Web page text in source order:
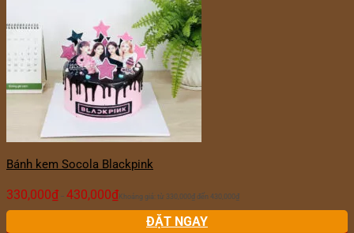
Bánh kem Socola Blackpink
330,000₫ – 430,000₫ Khoảng giá: từ 330,000₫ đến 430,000₫
ĐẶT NGAY